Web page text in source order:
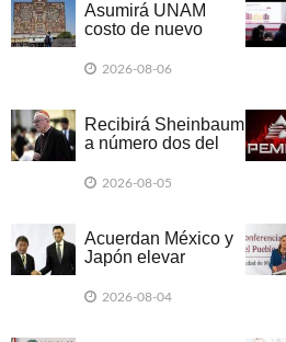
Asumirá UNAM
costo de nuevo
2026-08-06
Recibirá Sheinbaum
a número dos del
2026-08-05
Acuerdan México y
Japón elevar
económica
2026-08-04